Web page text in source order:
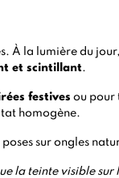
À la lumière du
et scintillant.
festives ou pour
homogène.
sur ongles
la teinte visible